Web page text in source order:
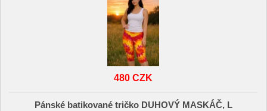
480 CZK
Pánské batikované tričko DUHOVÝ MASKÁČ, L